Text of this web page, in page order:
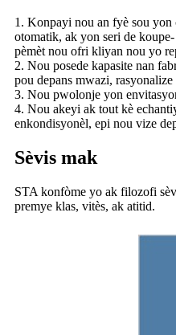
1. Konpayi nou an fyè sou
otomatik, ak yon seri de
pèmèt nou ofri kliyan nou yo
2. Nou posede kapasite nan
pou depans mwazi,
3. Nou pwolonje yon
4. Nou akeyi ak tout kè
enkondisyonèl, epi nou vize
Sèvis mak
STA konfòme yo ak filozofi
premye klas, vitès, ak atitid.